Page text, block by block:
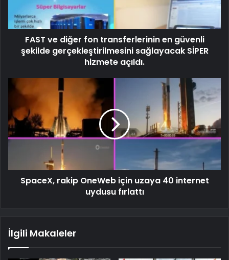
FAST ve diğer fon transferlerinin en güvenli
şekilde gerçekleştirilmesini sağlayacak SİPER
hizmete açıldı.
SpaceX, rakip OneWeb için uzaya 40 internet
uydusu fırlattı
İlgili Makaleler